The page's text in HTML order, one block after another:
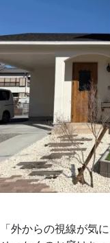
「外からの視線が気に